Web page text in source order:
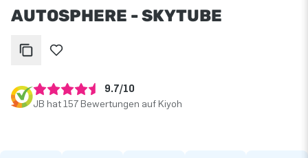
AUTOSPHERE - SKYTUBE
9.7/10
JB hat 157 Bewertungen auf Kiyoh